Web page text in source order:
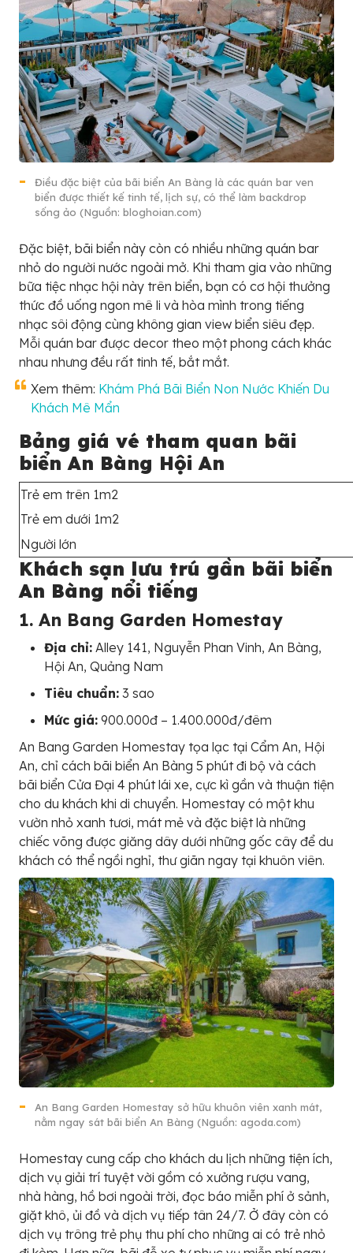
Điều đặc biệt của bãi biển An Bàng là các quán bar ven
biển được thiết kế tinh tế, lịch sự, có thể làm backdrop
sống ảo (Nguồn: bloghoian.com)
Đặc biệt, bãi biển này còn có nhiều những quán bar
nhỏ do người nước ngoài mở. Khi tham gia vào những
bữa tiệc nhạc hội này trên biển, bạn có cơ hội thưởng
thức đồ uống ngon mê li và hòa mình trong tiếng
nhạc sôi động cùng không gian view biển siêu đẹp.
Mỗi quán bar được decor theo một phong cách khác
nhau nhưng đều rất tinh tế, bắt mắt.
Xem thêm: Khám Phá Bãi Biển Non Nước Khiến Du
Khách Mê Mẩn
Bảng giá vé tham quan bãi
biển An Bàng Hội An
Trẻ em trên 1m2
Trẻ em dưới 1m2
Người lớn
Khách sạn lưu trú gần bãi biển
An Bàng nổi tiếng
1. An Bang Garden Homestay
Địa chỉ: Alley 141, Nguyễn Phan Vinh, An Bàng,
Hội An, Quảng Nam
Tiêu chuẩn: 3 sao
Mức giá: 900.000đ – 1.400.000đ/đêm
An Bang Garden Homestay tọa lạc tại Cẩm An, Hội
An, chỉ cách bãi biển An Bàng 5 phút đi bộ và cách
bãi biển Cửa Đại 4 phút lái xe, cực kì gần và thuận tiện
cho du khách khi di chuyển. Homestay có một khu
vườn nhỏ xanh tươi, mát mẻ và đặc biệt là những
chiếc võng được giăng dây dưới những gốc cây để du
khách có thể ngồi nghỉ, thư giãn ngay tại khuôn viên.
An Bang Garden Homestay sở hữu khuôn viên xanh mát,
nằm ngay sát bãi biển An Bàng (Nguồn: agoda.com)
Homestay cung cấp cho khách du lịch những tiện ích,
dịch vụ giải trí tuyệt vời gồm có xưởng rượu vang,
nhà hàng, hồ bơi ngoài trời, đọc báo miễn phí ở sảnh,
giặt khô, ủi đồ và dịch vụ tiếp tân 24/7. Ở đây còn có
dịch vụ trông trẻ phụ thu phí cho những ai có trẻ nhỏ